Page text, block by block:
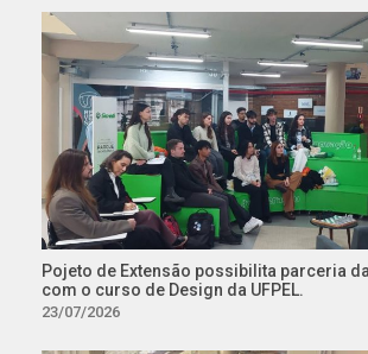
Pojeto de Extensão possibilita parceria da
com o curso de Design da UFPEL.
23/07/2026